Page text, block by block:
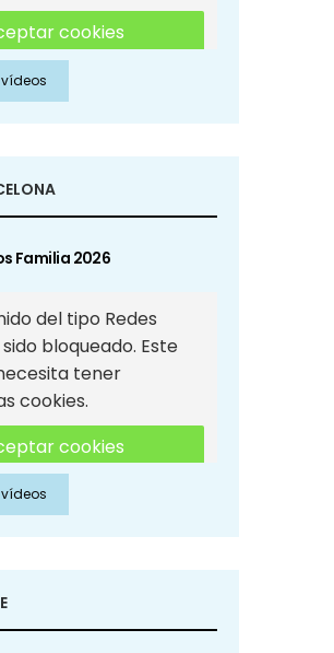
cookies
cookies de Redes
Sociales
Familia 2026
del tipo Redes
bloqueado. Este
tener
cookies.
cookies
cookies de Redes
Sociales